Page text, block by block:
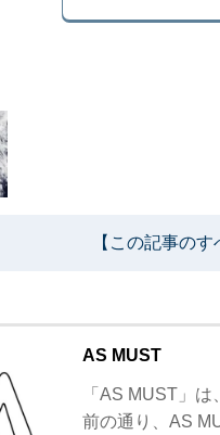
【この記事の
AS MUST
「AS MUST」
前の通り、AS